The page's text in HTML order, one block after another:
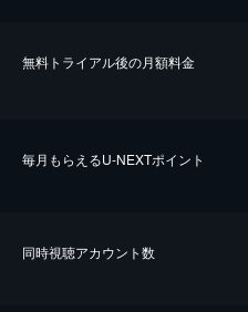
無料トライアル後の⽉額料金
毎⽉もらえるU-NEXTポイント
同時視聴アカウント数